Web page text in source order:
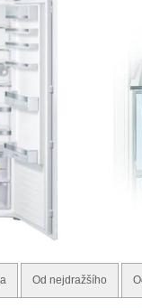
Od nejdražšího